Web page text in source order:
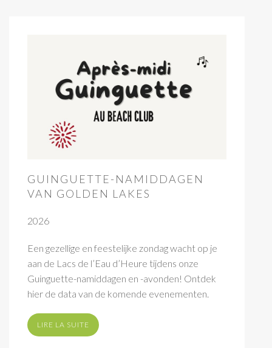
GUINGUETTE-NAMIDDAGEN
VAN GOLDEN LAKES
2026
Een gezellige en feestelijke zondag wacht op je
aan de Lacs de l’Eau d’Heure tijdens onze
Guinguette-namiddagen en -avonden! Ontdek
hier de data van de komende evenementen.
LIRE LA SUITE